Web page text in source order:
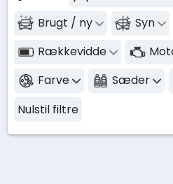
Brugt / ny
Syn
Rækkevidde
Farve
Sæder
Nulstil filtre